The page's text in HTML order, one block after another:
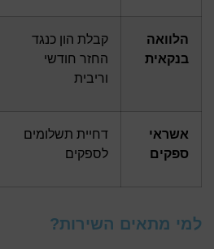
הלוואה
בנקאית
קבלת הון כנגד
החזר חודשי
וריבית
אשראי
ספקים
דחיית תשלומים
לספקים
למי מתאים השירות?